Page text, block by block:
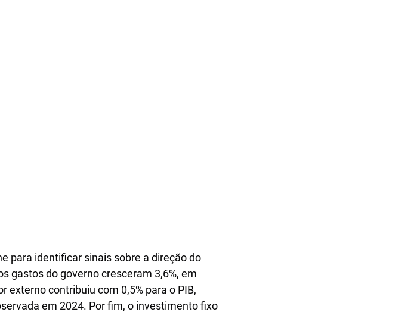
para identificar sinais sobre a direção do
gastos do governo cresceram 3,6%, em
externo contribuiu com 0,5% para o PIB,
em 2024. Por fim, o investimento fixo